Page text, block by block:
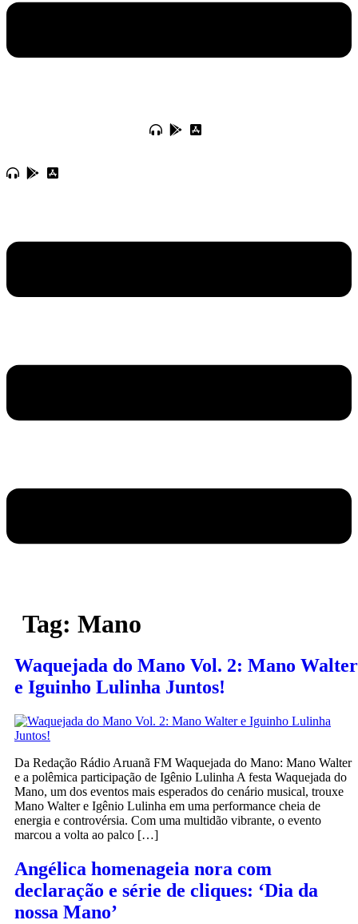
Tag: Mano
Waquejada do Mano Vol. 2: Mano Walter
e Iguinho Lulinha Juntos!
Da Redação Rádio Aruanã FM Waquejada do Mano: Mano Walter
e a polêmica participação de Igênio Lulinha A festa Waquejada do
Mano, um dos eventos mais esperados do cenário musical, trouxe
Mano Walter e Igênio Lulinha em uma performance cheia de
energia e controvérsia. Com uma multidão vibrante, o evento
marcou a volta ao palco […]
Angélica homenageia nora com
declaração e série de cliques: ‘Dia da
nossa Mano’